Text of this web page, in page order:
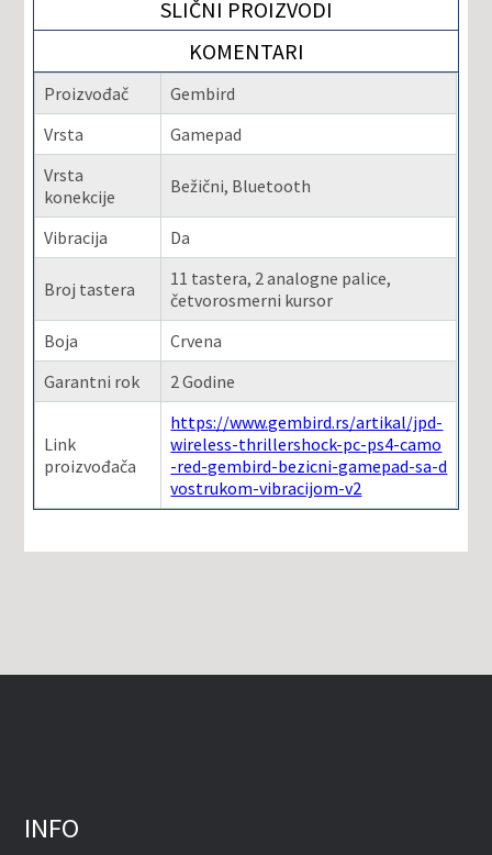
SLIČNI PROIZVODI
KOMENTARI
Proizvođač
Gembird
Vrsta
Gamepad
Vrsta
konekcije
Bežični, Bluetooth
Vibracija Da
Broj tastera
11 tastera, 2 analogne palice,
četvorosmerni kursor
Boja
Crvena
Garantni rok
2 Godine
Link
proizvođača
https://www.gembird.rs/artikal/jpd-
wireless-thrillershock-pc-ps4-camo
-red-gembird-bezicni-gamepad-sa-d
vostrukom-vibracijom-v2
INFO